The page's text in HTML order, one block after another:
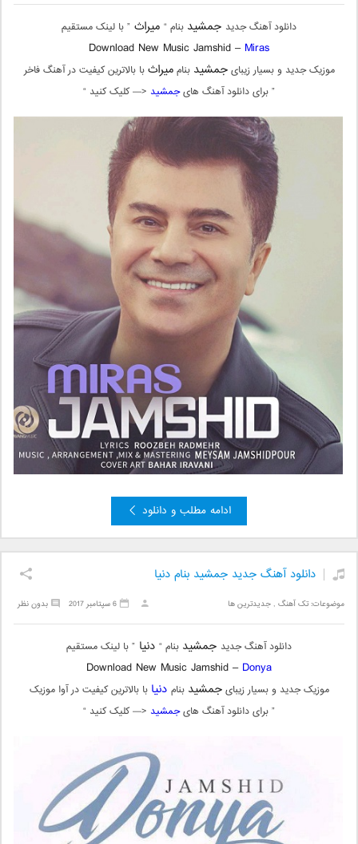
دانلود آهنگ جدید جمشید بنام “ میراث ” با لینک مستقیم
Download New Music Jamshid – Miras
موزیک جدید و بسیار زیبایجمشید بناممیراثبا بالاترین کیفیت در آهنگ فاخر
” برای دانلود آهنگ هایجمشید <— کلیک کنید “
ادامه مطلب و دانلود
دانلود آهنگ جدید جمشید بنام دنیا
موضوعات:تک آهنگ ,جدیدترین ها بدون نظر 6 سپتامبر 2017
دانلود آهنگ جدید جمشید بنام “ دنیا ” با لینک مستقیم
Download New Music Jamshid – Donya
موزیک جدید و بسیار زیبایجمشید بنام دنیا با بالاترین کیفیت در آوا موزیک
” برای دانلود آهنگ هایجمشید <— کلیک کنید “